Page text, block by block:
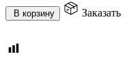
В корзину Заказать